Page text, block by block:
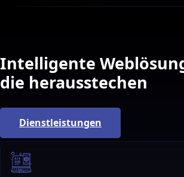
Intelligente
die herausstechen
Dienstleistungen